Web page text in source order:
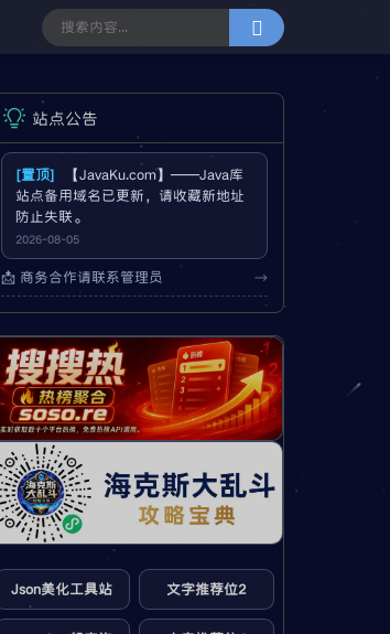
站点公告
[置顶]
【JavaKu.com】——Java库
站点备用域名已更新，请收藏新地址
防止失联。
2026-08-05
📩 商务合作请联系管理员 →
Json美化工具站 文字推荐位2